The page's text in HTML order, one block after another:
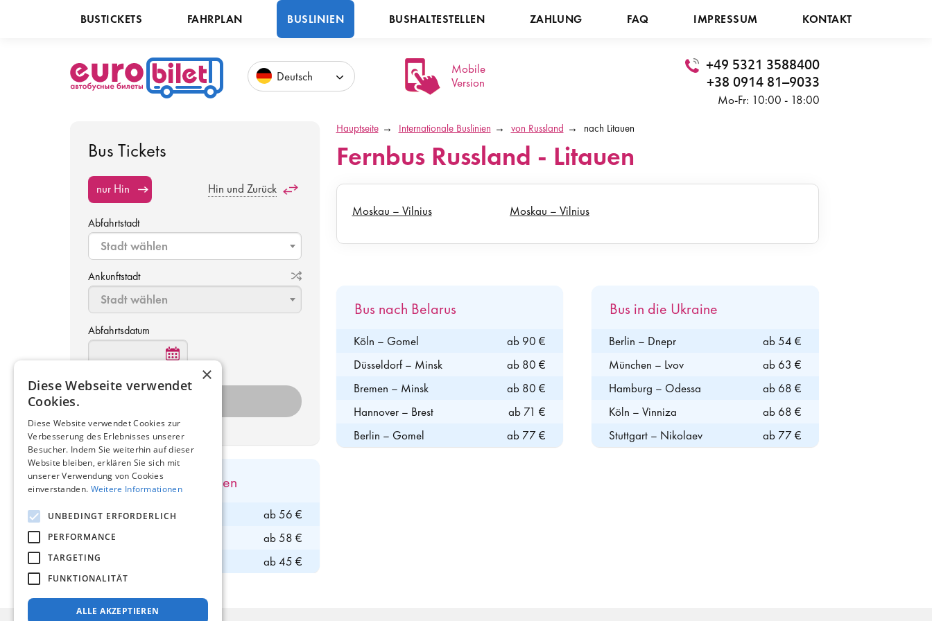
BUSTICKETS FAHRPLAN BUSLINIEN BUSHALTESTELLEN ZAHLUNG FAQ IMPRESSUM KONTAKT
Deutsch
Mobile
Version
+49 5321 3588400
+38 0914 81–9033
Mo-Fr: 10:00 - 18:00
Bus Tickets
nur Hin Hin und Zurück
Abfahrtstadt
Stadt wählen
Ankunftstadt
Stadt wählen
Abfahrtsdatum
Direkte Busverbindungen
Bus nach Kaliningrad
ab 56 €
Bus nach Minsk
ab 58 €
Bus nach Kiew
ab 45 €
Hauptseite Internationale Buslinien von Russland nach Litauen
Fernbus Russland - Litauen
Moskau – Vilnius Moskau – Vilnius
Bus nach Belarus
Köln – Gomel
ab 90 €
Düsseldorf – Minsk
ab 80 €
Bremen – Minsk
ab 80 €
Hannover – Brest
ab 71 €
Berlin – Gomel
ab 77 €
Bus in die Ukraine
Berlin – Dnepr
ab 54 €
München – Lvov
ab 63 €
Hamburg – Odessa
ab 68 €
Köln – Vinniza
ab 68 €
Stuttgart – Nikolaev
ab 77 €
×
Diese Webseite verwendet
Cookies.
Diese Website verwendet Cookies zur
Verbesserung des Erlebnisses unserer
Besucher. Indem Sie weiterhin auf dieser
Website bleiben, erklären Sie sich mit
unserer Verwendung von Cookies
einverstanden. Weitere Informationen
UNBEDINGT ERFORDERLICH
PERFORMANCE
TARGETING
FUNKTIONALITÄT
ALLE AKZEPTIEREN